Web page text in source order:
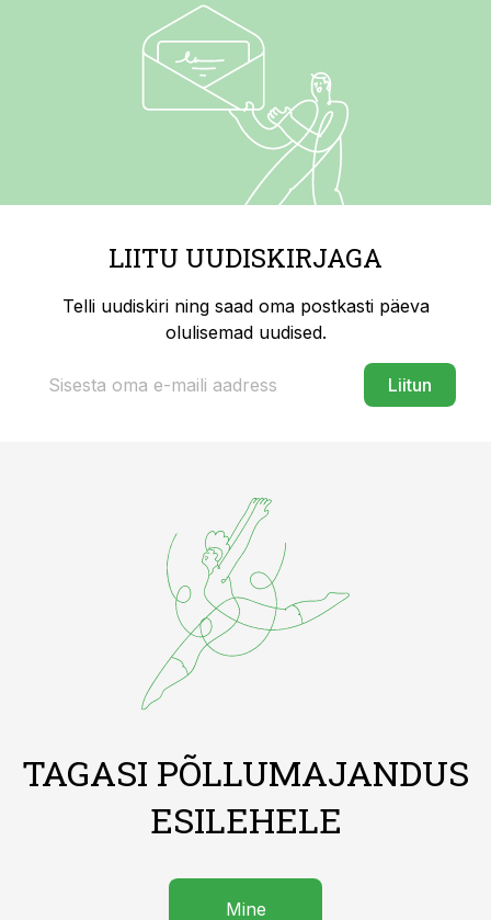
LIITU UUDISKIRJAGA
Telli uudiskiri ning saad oma postkasti päeva
olulisemad uudised.
Liitun
TAGASI PÕLLUMAJANDUS
ESILEHELE
Mine